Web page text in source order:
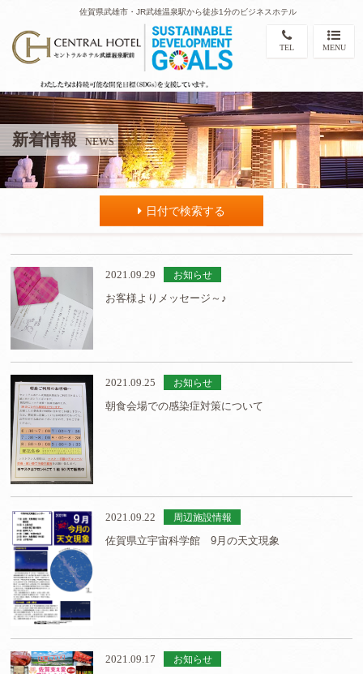
佐賀県武雄市・JR武雄温泉駅から徒歩1分のビジネスホテル
TEL MENU
新着情報 NEWS
日付で検索する
2021.09.29 お知らせ
お客様よりメッセージ～♪
2021.09.25 お知らせ
朝食会場での感染症対策について
2021.09.22 周辺施設情報
佐賀県立宇宙科学館 9月の天文現象
2021.09.17 お知らせ